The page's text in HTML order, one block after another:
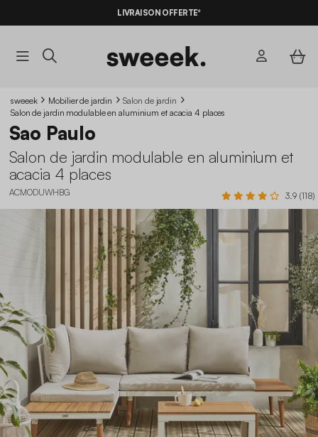
BONS PLANS* AVEC LECODE SUMMER10
LIVRAISON OFFERTE*
sweeek Mobilier de jardin
Salon de jardin
Salon de jardin modulable en aluminium et acacia 4 places
Sao Paulo
Salon de jardin modulable en aluminium et
acacia 4 places
ACMODUWHBG 3.9 (118)